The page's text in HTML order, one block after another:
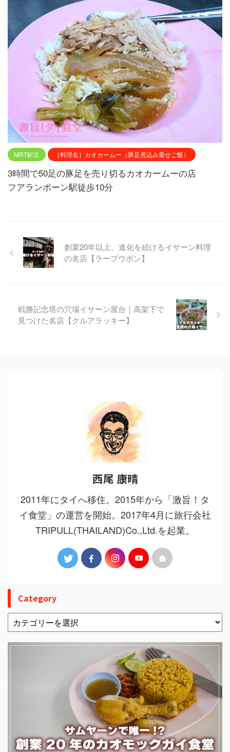
MRT駅近 ［料理名］カオカームー（豚足煮込み乗せご飯）
3時間で50足の豚足を売り切るカオカームーの店
フアランポーン駅徒歩10分
創業20年以上、進化を続けるイサーン料理
の名店【ラープウボン】
戦勝記念塔の穴場イサーン屋台｜高架下で
見つけた名店【クルアラッキー】
西尾 康晴
2011年にタイへ移住。2015年から「激旨！タ
イ食堂」の運営を開始。2017年4月に旅行会社
TRIPULL(THAILAND)Co.,Ltd.を起業。
Category